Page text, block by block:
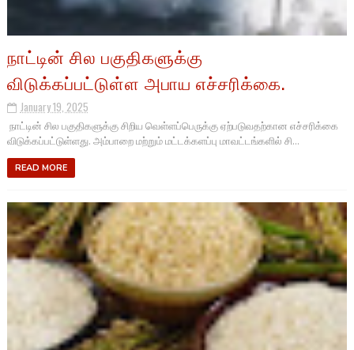
நாட்டின் சில பகுதிகளுக்கு
விடுக்கப்பட்டுள்ள அபாய எச்சரிக்கை.
January 19, 2025
நாட்டின் சில பகுதிகளுக்கு சிறிய வெள்ளப்பெருக்கு ஏற்படுவதற்கான எச்சரிக்கை
விடுக்கப்பட்டுள்ளது. அம்பாறை மற்றும் மட்டக்களப்பு மாவட்டங்களில் சி...
READ MORE